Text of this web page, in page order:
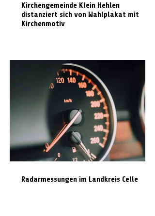
Kirchengemeinde Klein Hehlen
distanziert sich von Wahlplakat mit
Kirchenmotiv
Radarmessungen im Landkreis Celle